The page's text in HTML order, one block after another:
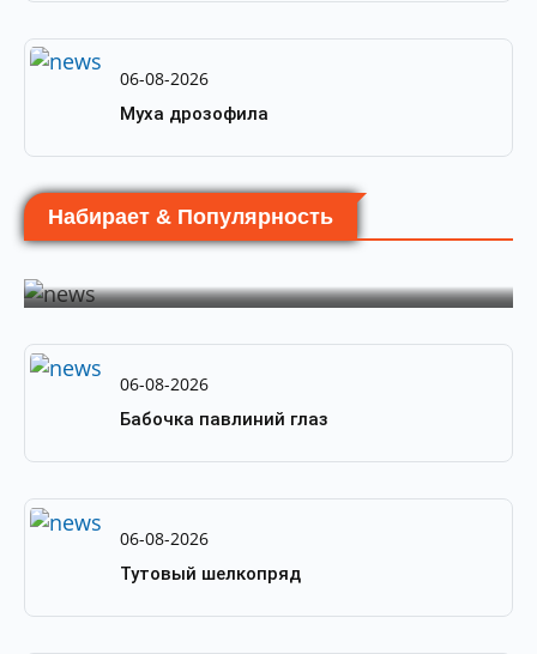
06-08-2026
Муха дрозофила
Набирает & Популярность
by PortalBio 06-08-2026
06-08-2026
Бабочка павлиний глаз
06-08-2026
Тутовый шелкопряд